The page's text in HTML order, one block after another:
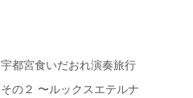
宇都宮食いだおれ演奏旅行
その２ 〜ルックスエテルナ